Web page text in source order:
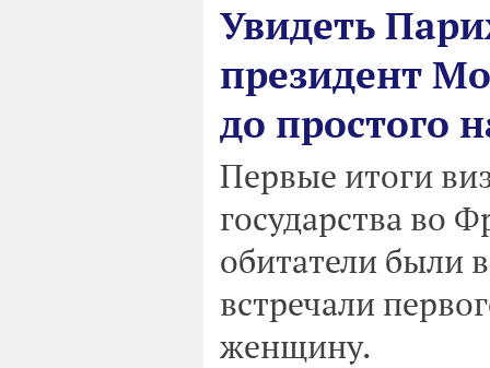
Увидеть
президент
до простого
Первые итоги
государства во
обитатели были
встречали
женщину.